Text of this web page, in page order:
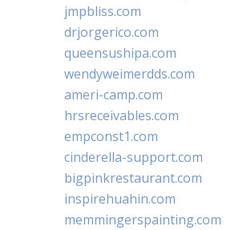
jmpbliss.com
drjorgerico.com
queensushipa.com
wendyweimerdds.com
ameri-camp.com
hrsreceivables.com
empconst1.com
cinderella-support.com
bigpinkrestaurant.com
inspirehuahin.com
memmingerspainting.com